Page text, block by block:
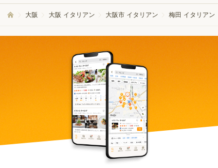
大阪 大阪 イタリアン 大阪市 イタリアン 梅田 イタリアン